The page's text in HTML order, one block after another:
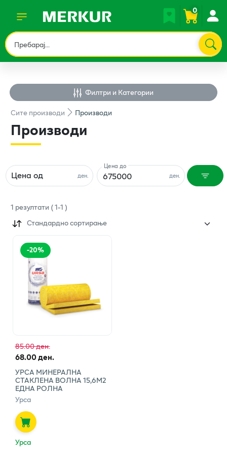
0
Филтри и Категории
Ситепроизводи Производи
Производи
ден.
Цена од ден.
Цена до
1 резултати (1-1)
Стандардно сортирање
-20%
85.00 ден.
68.00 ден.
УРСА МИНЕРАЛНА
СТАКЛЕНА ВОЛНА 15,6М2
ЕДНА РОЛНА
Урса
Урса